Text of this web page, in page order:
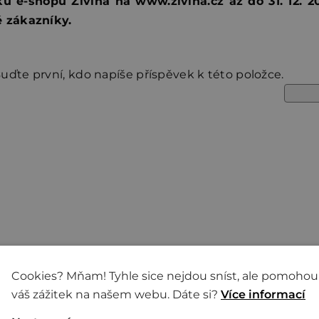
zákazníky.
první, kdo napíše příspěvek k této položce.
Živina Dále pro vás máme
Cookies? Mňam! Tyhle sice nejdou sníst, ale
váš zážitek na našem webu. Dáte si? Více informací